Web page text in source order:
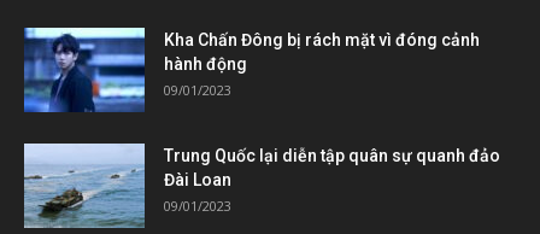
Kha Chấn Đông bị rách mặt vì đóng cảnh
hành động
09/01/2023
Trung Quốc lại diễn tập quân sự quanh đảo
Đài Loan
09/01/2023